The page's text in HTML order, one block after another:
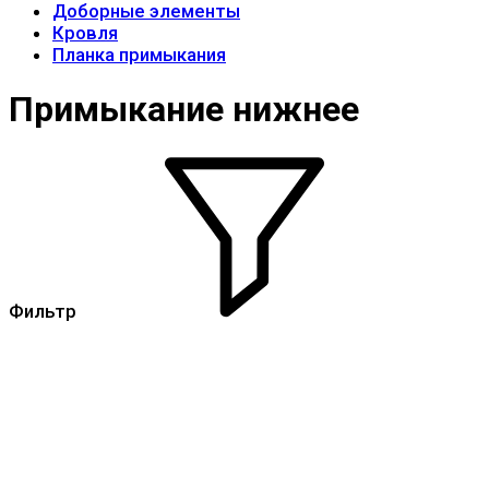
Доборные элементы
Кровля
Планка примыкания
Примыкание нижнее
Фильтр